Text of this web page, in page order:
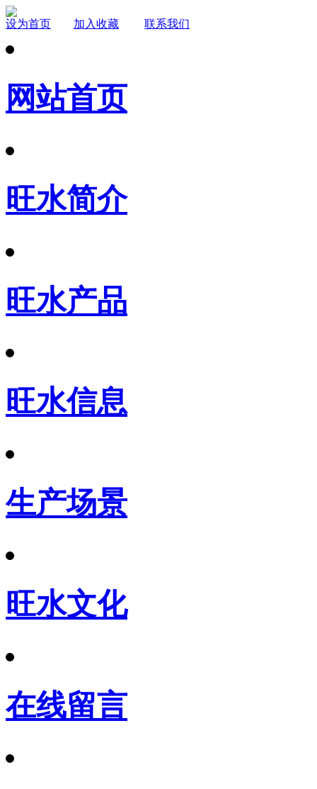
设为首页 加入收藏 联系我们
网站首页
旺水简介
旺水产品
旺水信息
生产场景
旺水文化
在线留言